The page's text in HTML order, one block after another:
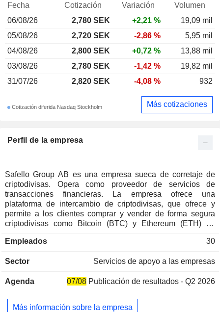
Perfil de la empresa
Safello Group AB es una empresa sueca de corretaje de
criptodivisas. Opera como proveedor de servicios de
transacciones financieras. La empresa ofrece una
plataforma de intercambio de criptodivisas, que ofrece y
permite a los clientes comprar y vender de forma segura
criptodivisas como Bitcoin (BTC) y Ethereum (ETH) en
clientes de Safello son clientes minoristas. Con sus
presta servicios a particulares de alto patrimonio (HWNI) y a
criptomonedas a través de diferentes plataformas y
tres son específicos del público objetivo.
Empleados 30
Sector Servicios de apoyo a las empresas
Agenda 07/08 Publicación de resultados - Q2 2026
Más información sobre la empresa
Fecha Cotización Variación
Volumen
06/08/26
2,780 SEK +2,21 %
19,09 mil
05/08/26
2,720 SEK -2,86 %
5,95 mil
04/08/26
2,800 SEK +0,72 %
13,88 mil
03/08/26
2,780 SEK -1,42 %
19,82 mil
31/07/26
2,820 SEK -4,08 % 932
Cotización diferida Nasdaq Stockholm Más cotizaciones